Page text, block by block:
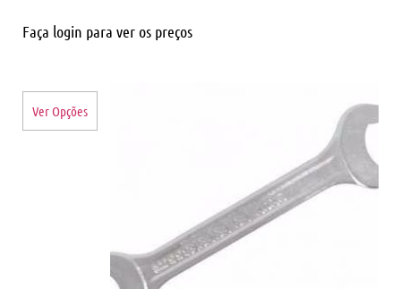
Faça login para ver os preços
Ver Opções